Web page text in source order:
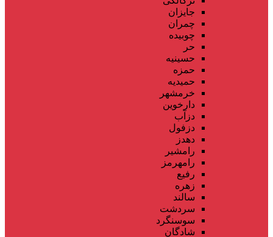
جایزان
چمران
چوبیده
حر
حسینیه
حمزه
حمیدیه
خرمشهر
دارخوین
دزآب
دزفول
دهدز
رامشیر
رامهرمز
رفیع
زهره
سالند
سردشت
سوسنگرد
شادگان